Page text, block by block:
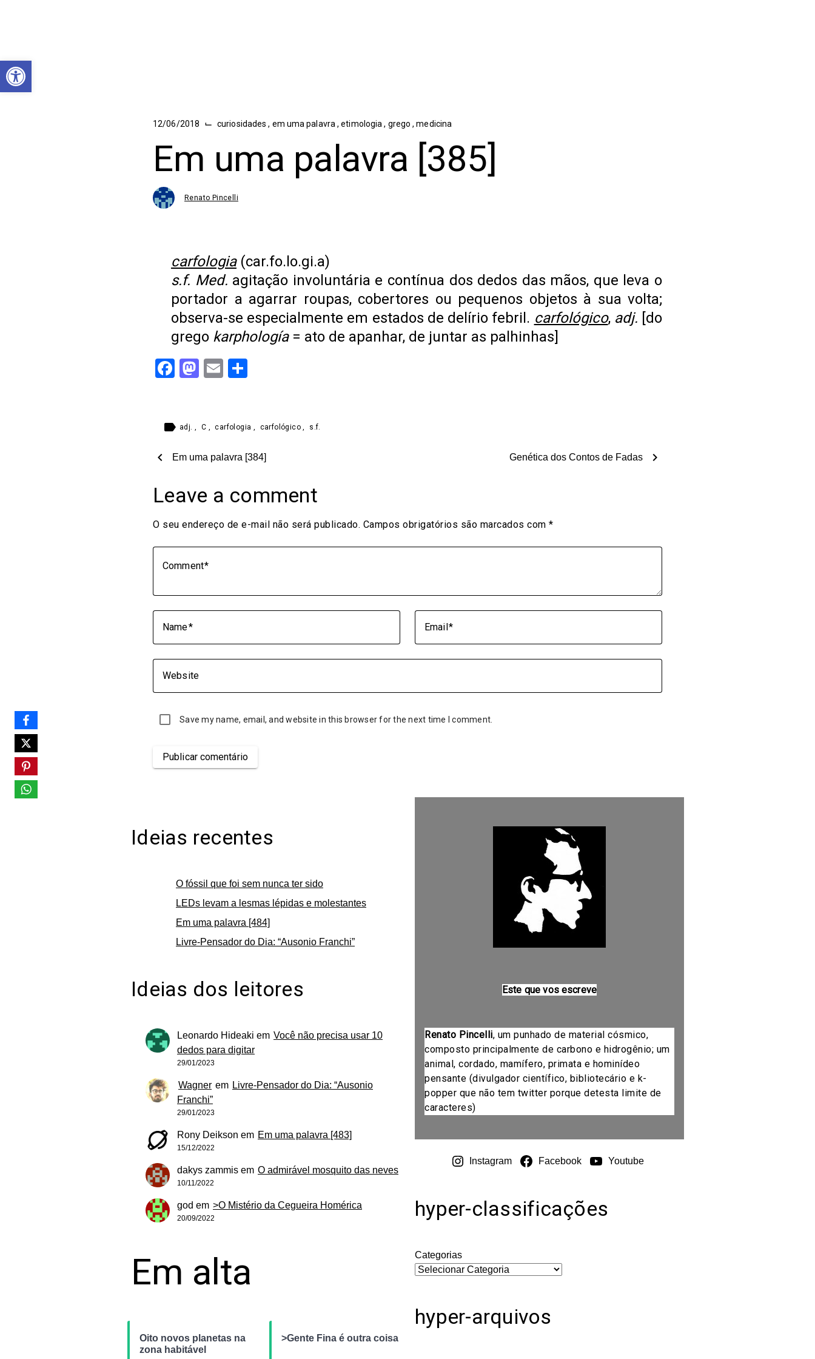
Abrir a barra de ferramentas
12/06/2018 ⌙ curiosidades, em uma palavra,etimologia, grego,medicina
Em uma palavra [385]
Renato Pincelli
carfologia (car.fo.lo.gi.a)
s.f. Med. agitação involuntária e contínua dos dedos das mãos, que leva o
portador a agarrar roupas, cobertores ou pequenos objetos à sua volta;
observa-se especialmente em estados de delírio febril. carfológico, adj. [do
grego karphología= ato de apanhar, de juntar as palhinhas]
Facebook
Mastodon
Email
label adj. , C , carfologia , carfológico, s.f.
chevron_left Em uma palavra [384] Genética dos Contos de Fadas chevron_right
Leave a comment
O seu endereço de e-mail não será publicado. Campos obrigatórios são marcados com *
Comment
Name Email
Website
Save my name, email, and website in this browser for the next time I comment.
Publicar comentário
Ideias recentes
O fóssil que foi sem nunca ter sido
LEDs levam a lesmas lépidas e molestantes
Em uma palavra [484]
Livre-Pensador do Dia: “Ausonio Franchi”
Ideias dos leitores
Leonardo Hideaki em Você não precisa usar 10
dedos para digitar
29/01/2023
Wagner em Livre-Pensador do Dia: “Ausonio
Franchi”
29/01/2023
Rony Deikson em Em uma palavra [483]
15/12/2022
dakys zammis em O admirável mosquito das neves
10/11/2022
god em >O Mistério da Cegueira Homérica
20/09/2022
Em alta
Oito novos planetas na
zona habitável
>Gente Fina é outra coisa
Este que vos escreve
Renato Pincelli, um punhado de material cósmico,
composto principalmente de carbono e hidrogênio; um
animal, cordado, mamífero, primata e hominídeo
pensante (divulgador científico, bibliotecário e k-
popper que não tem twitter porque detesta limite de
caracteres)
Instagram Facebook Youtube
hyper-classificações
Categorias
hyper-arquivos